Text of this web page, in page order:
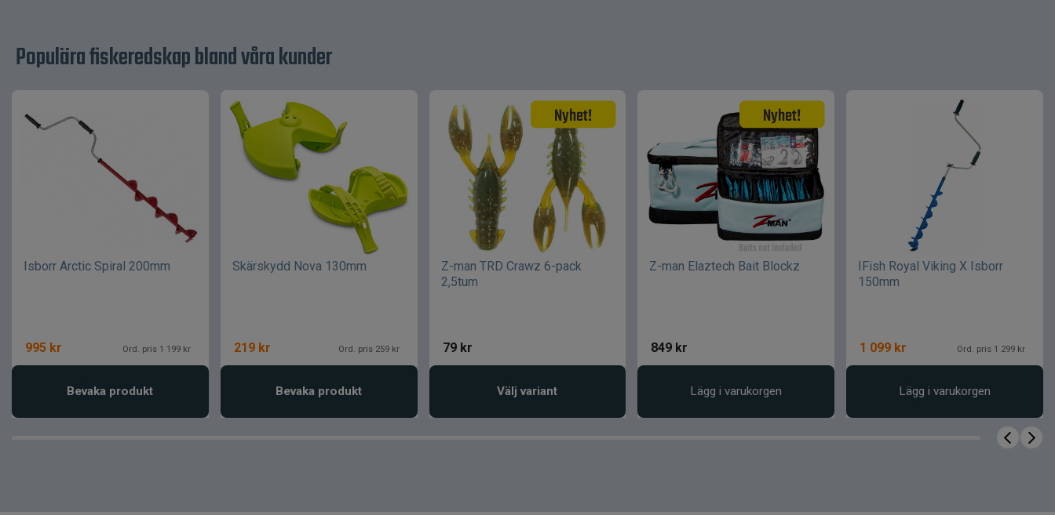
Populära fiskeredskap bland våra kunder
Isborr Arctic Spiral 200mm
995 kr Ord. pris 1 199 kr
Bevaka produkt
Skärskydd Nova 130mm
219 kr Ord. pris 259 kr
Bevaka produkt
Z-man TRD Crawz 6-pack
2,5tum
79 kr
Välj variant
Z-man Elaztech Bait Blockz
849 kr
Lägg i varukorgen
IFish Royal Viking X Isborr
150mm
1 099 kr Ord. pris 1 299 kr
Lägg i varukorgen